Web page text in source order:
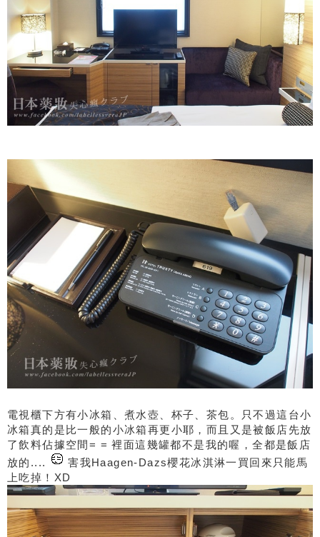
電視櫃下方有小冰箱、煮水壺、杯子、茶包。只不過這台小
冰箱真的是比一般的小冰箱再更小耶，而且又是被飯店先放
了飲料佔據空間= = 裡面這幾罐都不是我的喔，全都是飯店
放的....
害我Haagen-Dazs櫻花冰淇淋一買回來只能馬
上吃掉！XD